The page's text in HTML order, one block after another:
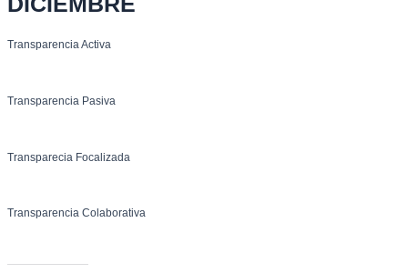
Transparencia Activa
Transparencia Pasiva
Transparecia Focalizada
Transparencia Colaborativa